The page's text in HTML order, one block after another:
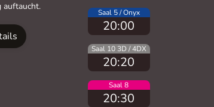
auftaucht.
Saal 5 / Onyx
20:00
Saal 10 3D / 4DX
20:20
Saal 8
20:30